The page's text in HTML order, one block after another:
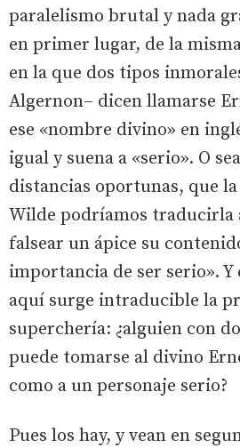
paralelismo brutal y nada
en primer lugar, de la
en la que dos tipos
Algernon– dicen llamarse
ese «nombre divino» en
igual y suena a «serio». O
distancias oportunas, que
Wilde podríamos traducirla
falsear un ápice su
importancia de ser serio». Y
aquí surge intraducible la
superchería: ¿alguien con
puede tomarse al divino
como a un personaje serio?
Pues los hay, y vean en